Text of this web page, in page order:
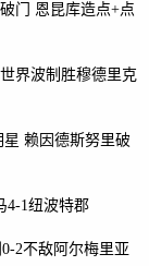
门 恩昆库造点+点
界波制胜穆德里克
星 赖因德斯努里破
4-1纽波特郡
2不敌阿尔梅里亚